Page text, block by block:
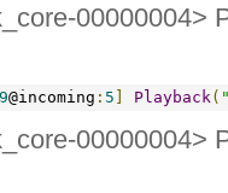
00000004>
@incoming : 5 ] Playback (
00000004>